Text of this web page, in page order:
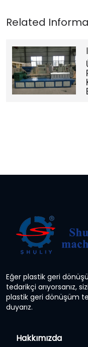
Eğer plastik geri
tedarikçi arıyorsanız,
plastik geri dönüşüm
duyarız.
Hakkımızda